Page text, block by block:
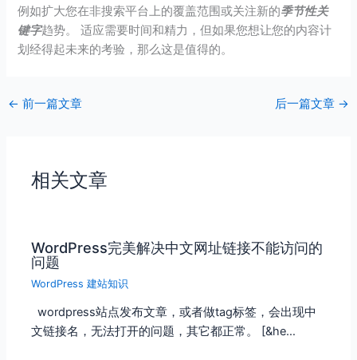
例如扩大您在非搜索平台上的覆盖范围或关注新的季节性关
键字趋势。 适应需要时间和精力，但如果您想让您的内容计
划经得起未来的考验，那么这是值得的。
← 前一篇文章 后一篇文章 →
相关文章
WordPress完美解决中文网址链接不能访问的
问题
WordPress 建站知识
wordpress站点发布文章，或者做tag标签，会出现中
文链接名，无法打开的问题，其它都正常。 [&he…